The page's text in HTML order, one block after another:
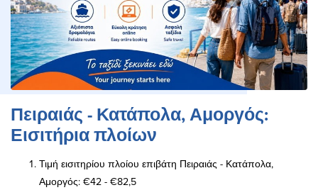
Πειραιάς - Κατάπολα, Αμοργός:
Εισιτήρια πλοίων
Τιμή εισιτηρίου πλοίου επιβάτη Πειραιάς - Κατάπολα,
Αμοργός: €42 - €82,5